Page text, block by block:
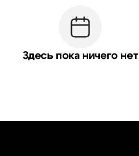
Здесь пока ничего нет